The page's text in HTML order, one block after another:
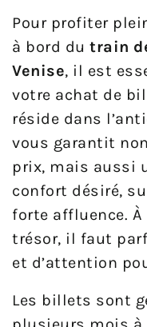
Pour profiter
à bord du train
Venise, il est
votre achat de
réside dans
vous garantit
prix, mais aussi
confort désiré,
forte affluence. À
trésor, il faut
et d’attention
Les billets sont